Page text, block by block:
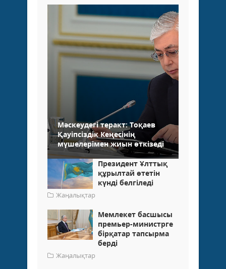
Мәскеудегі теракт: Тоқаев
Қауіпсіздік Кеңесінің
мүшелерімен жиын өткізеді
Президент Ұлттық
құрылтай өтетін
күнді белгіледі
Жаңалықтар
Мемлекет басшысы
премьер-министрге
бірқатар тапсырма
берді
Жаңалықтар